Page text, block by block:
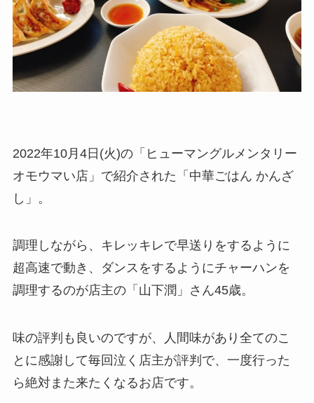
2022年10月4日(火)の「ヒューマングルメンタリー
オモウマい店」で紹介された「中華ごはん かんざ
し」。
調理しながら、キレッキレで早送りをするように
超高速で動き、ダンスをするようにチャーハンを
調理するのが店主の「山下潤」さん45歳。
味の評判も良いのですが、人間味があり全てのこ
とに感謝して毎回泣く店主が評判で、一度行った
ら絶対また来たくなるお店です。